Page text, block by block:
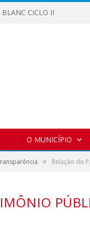
CICLO II
O MUNICÍPIO
» Relação do